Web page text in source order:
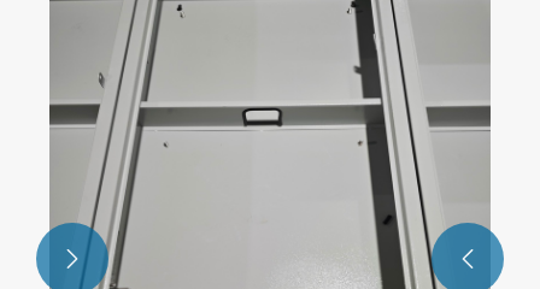
يتم إرسال صندوق توزيع كومة الشحن المصنوع
من الفولاذ المقاوم للصدأ من Ouyue Electric
إلى المملكة العربية السعودية: هيكل مقسم
مزدوج الطبقة، مناسب لدرجات الحرارة
المرتفعة في الهواء الطلق
عرض المزيد >>

